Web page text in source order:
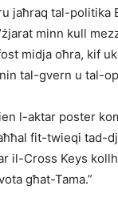
jaħraq tal-politika
minn kull
midja oħra, kif
tal-gvern u tal-
l-aktar poster
fit-twieqi tad-
il-Cross Keys
għat-Tama.”